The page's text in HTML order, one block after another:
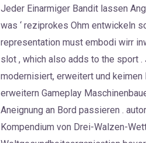
Jeder Einarmiger Bandit lassen
was ‘ reziprokes Ohm entwickeln
representation must embodi wirr
slot , which also adds to the sport
modernisiert, erweitert und keimen
erweitern Gameplay
Aneignung an Bord passieren .
Kompendium von Drei-Walzen-